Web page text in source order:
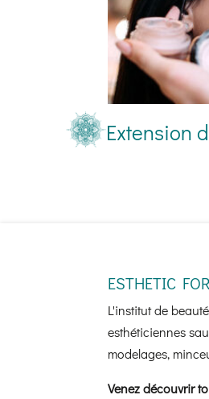
Extension
ESTHETIC
L'institut de
esthéticiennes
modelages,
Venez découvrir